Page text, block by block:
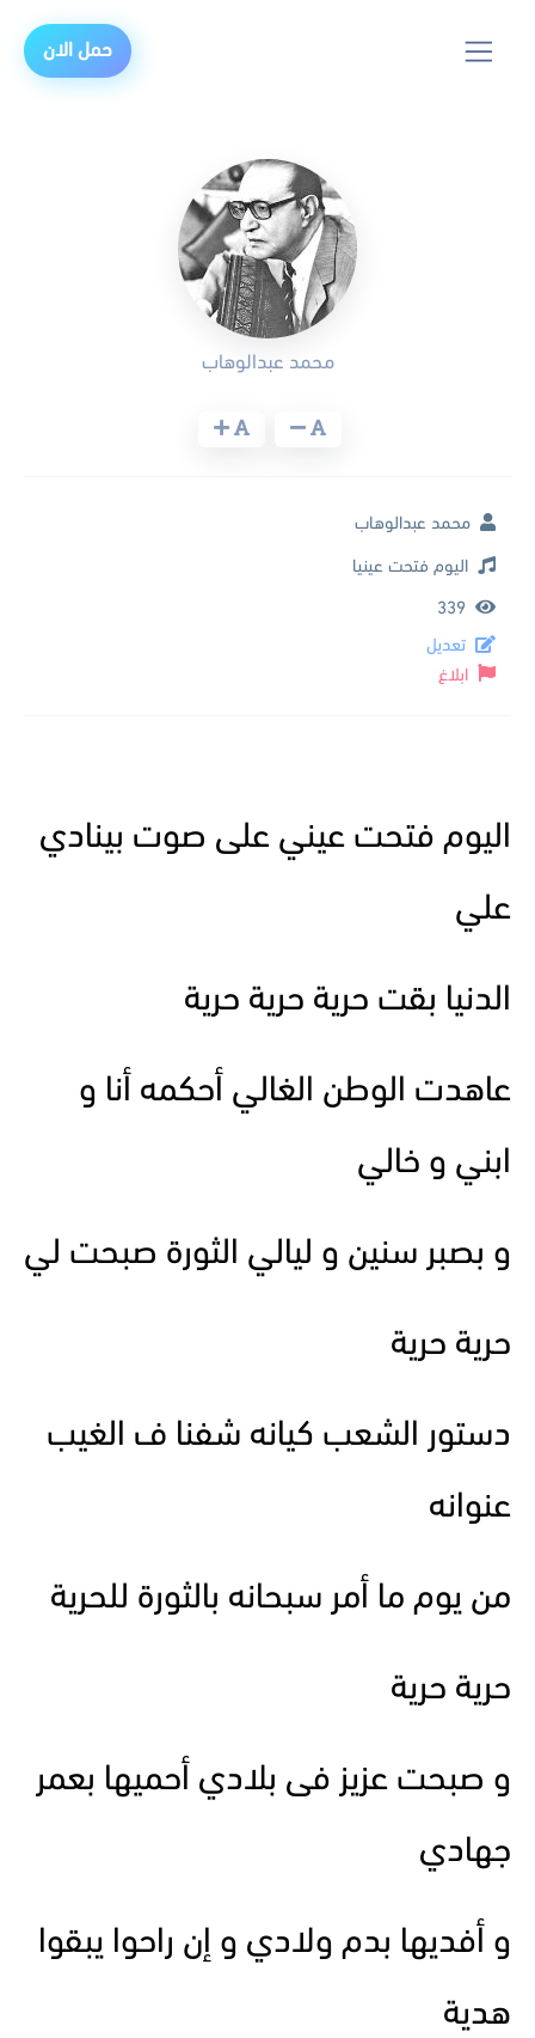
حمل الان
اليوم فتحت عيني على صوت بينادي
علي
الدنيا بقت حرية حرية حرية
عاهدت الوطن الغالي أحكمه أنا و
ابني و خالي
و بصبر سنين و ليالي الثورة صبحت لي
حرية حرية
دستور الشعب كيانه شفنا ف الغيب
عنوانه
من يوم ما أمر سبحانه بالثورة للحرية
حرية حرية
و صبحت عزيز فى بلادي أحميها بعمر
جهادي
و أفديها بدم ولادي و إن راحوا يبقوا
هدية
محمد عبدالوهاب
محمد عبدالوهاب
اليوم فتحت عينيا
339
تعديل
ابلاغ